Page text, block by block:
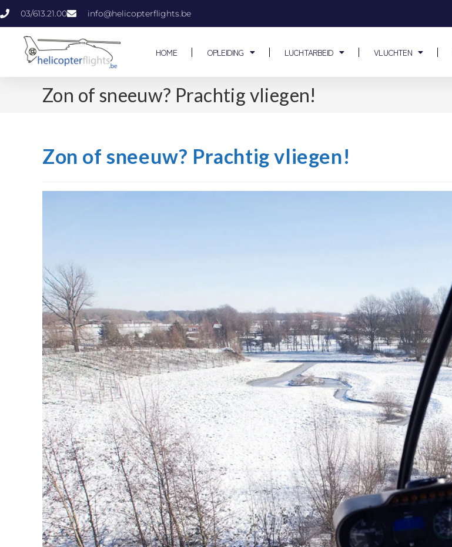
03/613.21.00 info@helicopterflights.be
HOME OPLEIDING LUCHTARBEID VLUCHTEN
Zon of sneeuw? Prachtig vliegen!
Zon of sneeuw? Prachtig vliegen!